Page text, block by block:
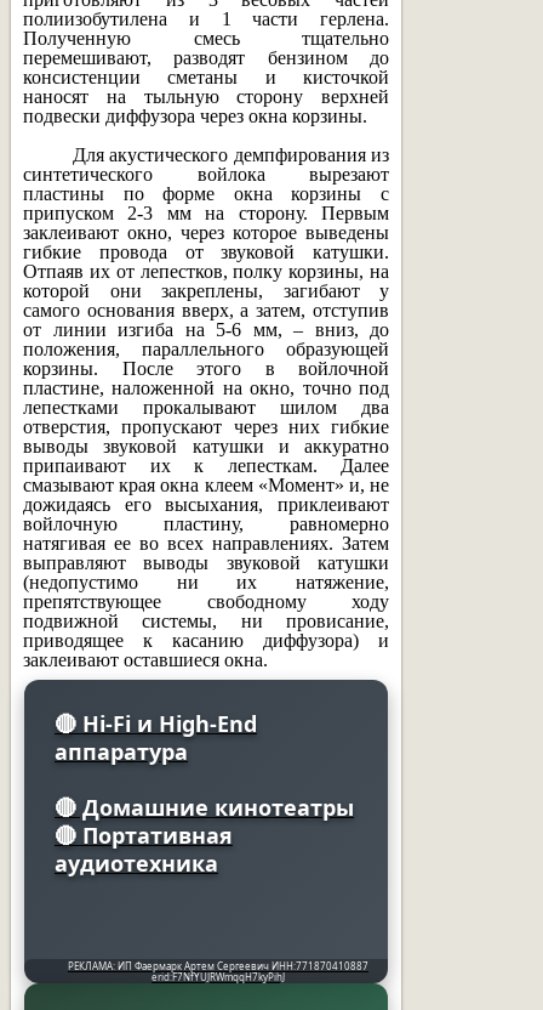
полиизобутилена и 1 части герлена.
Полученную смесь тщательно
перемешивают, разводят бензином до
консистенции сметаны и кисточкой
наносят на тыльную сторону верхней
подвески диффузора через окна корзины.
Для акустического демпфирования из
синтетического войлока вырезают
пластины по форме окна корзины с
припуском 2-3 мм на сторону. Первым
заклеивают окно, через которое выведены
гибкие провода от звуковой катушки.
Отпаяв их от лепестков, полку корзины, на
которой они закреплены, загибают у
самого основания вверх, а затем, отступив
от линии изгиба на 5-6 мм, – вниз, до
положения, параллельного образующей
корзины. После этого в войлочной
пластине, наложенной на окно, точно под
лепестками прокалывают шилом два
отверстия, пропускают через них гибкие
выводы звуковой катушки и аккуратно
припаивают их к лепесткам. Далее
смазывают края окна клеем «Момент» и, не
дожидаясь его высыхания, приклеивают
войлочную пластину, равномерно
натягивая ее во всех направлениях. Затем
выправляют выводы звуковой катушки
(недопустимо ни их натяжение,
препятствующее свободному ходу
подвижной системы, ни провисание,
приводящее к касанию диффузора) и
заклеивают оставшиеся окна.
🔴 Hi-Fi и High-End
аппаратура
🔴 Домашние кинотеатры
🔴 Портативная
аудиотехника
РЕКЛАМА: ИП Фаермарк Артем Сергеевич ИНН:771870410887
erid:F7NfYUJRWmqqH7kyPihJ